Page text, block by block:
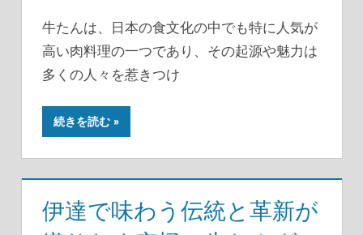
牛たんは、日本の食文化の中でも特に人気が
高い肉料理の一つであり、その起源や魅力は
多くの人々を惹きつけ
続きを読む
伊達で味わう伝統と革新が